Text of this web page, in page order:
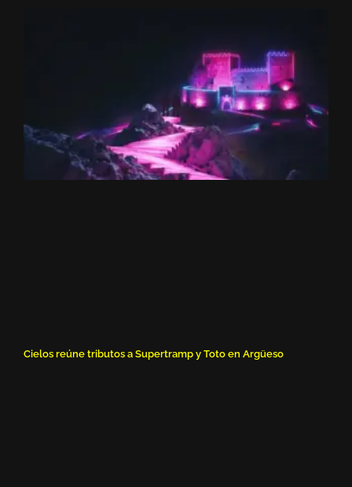
Cielos reúne tributos a Supertramp y Toto en Argüeso